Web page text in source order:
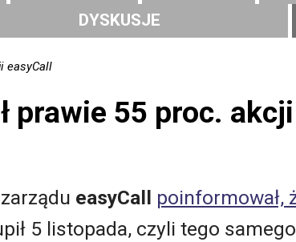
DYSKUSJE
easyCall
prawie 55 proc.
easyCall poinformował,
5 listopada, czyli tego